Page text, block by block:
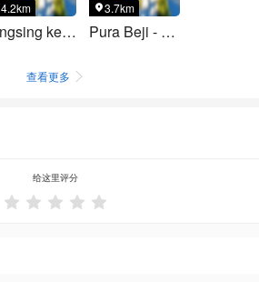
4.2km
Singsing kelesih Waterfall
3.7km
Pura Beji - Batukaru
查看更多 
给这里评分
    